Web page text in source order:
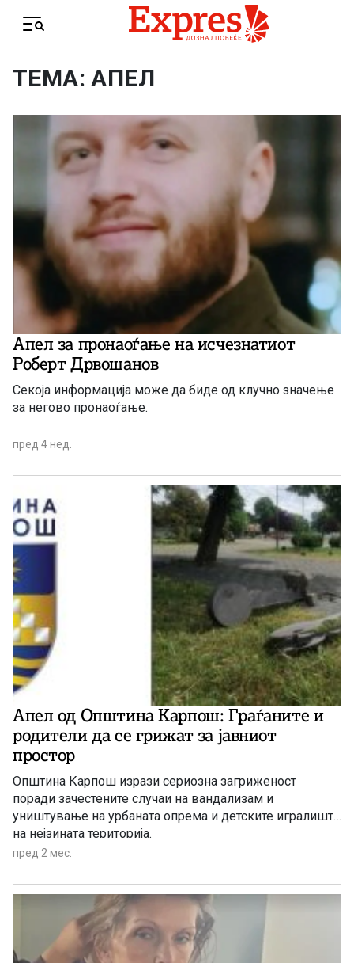
Menu
ТЕМА: АПЕЛ
Апел за пронаоѓање на исчезнатиот
Роберт Дрвошанов
Секоја информација може да биде од клучно значење
за негово пронаоѓање.
пред 4 нед.
Апел од Општина Карпош: Граѓаните и
родители да се грижат за јавниот
простор
Општина Карпош изрази сериозна загриженост
поради зачестените случаи на вандализам и
уништување на урбаната опрема и детските игралишта
на нејзината територија.
пред 2 мес.